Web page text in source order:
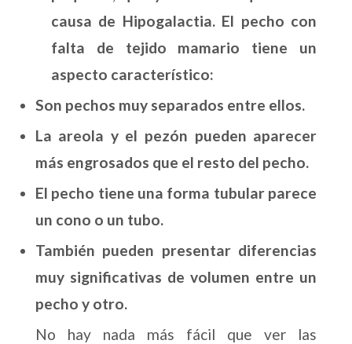
causa de Hipogalactia. El pecho con
falta de tejido mamario tiene un
aspecto característico:
Son pechos muy separados entre ellos.
La areola y el pezón pueden aparecer
más engrosados que el resto del pecho.
El pecho tiene una forma tubular parece
un cono o un tubo.
También pueden presentar diferencias
muy significativas de volumen entre un
pecho y otro.
No hay nada más fácil que ver las